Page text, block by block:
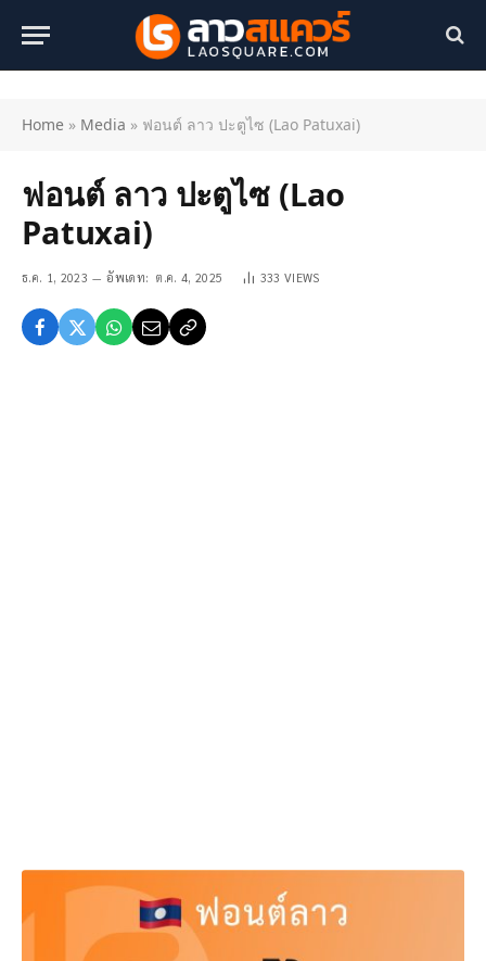
Home » Media » ฟอนต์ ลาว ปะตูไซ (Lao Patuxai)
ฟอนต์ ลาว ปะตูไซ (Lao
Patuxai)
ธ.ค. 1, 2023 อัพเดท: ต.ค. 4, 2025 333 VIEWS